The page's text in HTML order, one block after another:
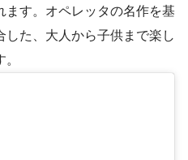
す。オペレッタの名作を基
た、大人から子供まで楽し